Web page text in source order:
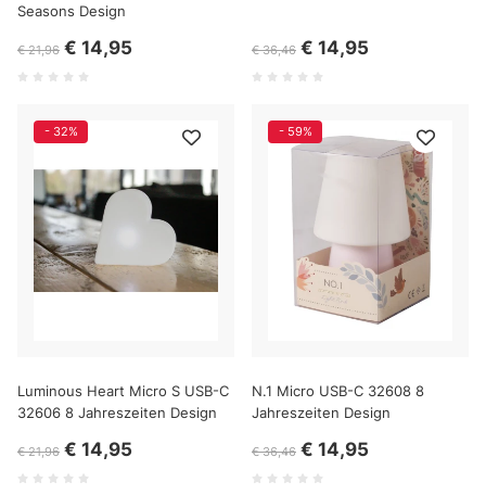
Seasons Design
€ 21,96 € 14,95 € 36,46 € 14,95
- 32%
Luminous Heart Micro S USB-C
32606 8 Jahreszeiten Design
€ 21,96 € 14,95
- 59%
N.1 Micro USB-C 32608 8
Jahreszeiten Design
€ 36,46 € 14,95